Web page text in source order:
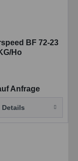
BF 72-23
Ho
Anfrage
Details